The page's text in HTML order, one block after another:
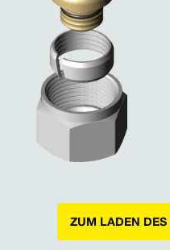
ZUM LADEN